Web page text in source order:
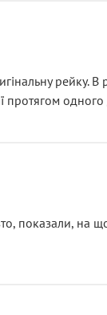
рейку. В
протягом
показали, на що